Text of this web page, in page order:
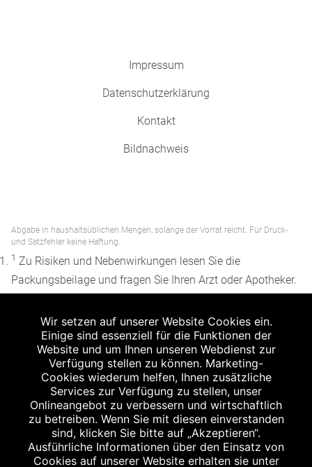
Impressum
Datenschutzerklärung
Kontakt
Bildnachweis
Abgabe in haushaltsüblichen Mengen, solange der Vorrat reicht. Für Druck-
und Satzfehler keine Haftung.
1 Zu Risiken und Nebenwirkungen lesen Sie die
Packungsbeilage und fragen Sie Ihren Arzt oder Apotheker.
Apothekenerstattungspreis (AEP). Der AEP ist keine
unverbindliche Preisempfehlung der Hersteller. Der AEP ist
ein von den Apotheken in Ansatz gebrachter Preis für
rezeptfreie Arzneimittel. Er entspricht in der Höhe dem für
Apotheken verbindlichen Abgabepreis, zu dem eine
Apotheke in bestimmten Fällen (z.B. bei Kindern unter 12
Jahren) das Produkt mit der gesetzlichen
Krankenversicherung abrechnet. Der AEP ist der allgemeine
Wir setzen auf unserer Website Cookies ein.
Einige sind essenziell für die Funktionen der
Website und um Ihnen unseren Webdienst zur
Verfügung stellen zu können. Marketing-
Cookies wiederum helfen, Ihnen zusätzliche
Services zur Verfügung zu stellen, unser
Onlineangebot zu verbessern und wirtschaftlich
zu betreiben. Wenn Sie mit diesen einverstanden
sind, klicken Sie bitte auf „Akzeptieren“.
Ausführliche Informationen über den Einsatz von
Cookies auf unserer Website erhalten sie unter